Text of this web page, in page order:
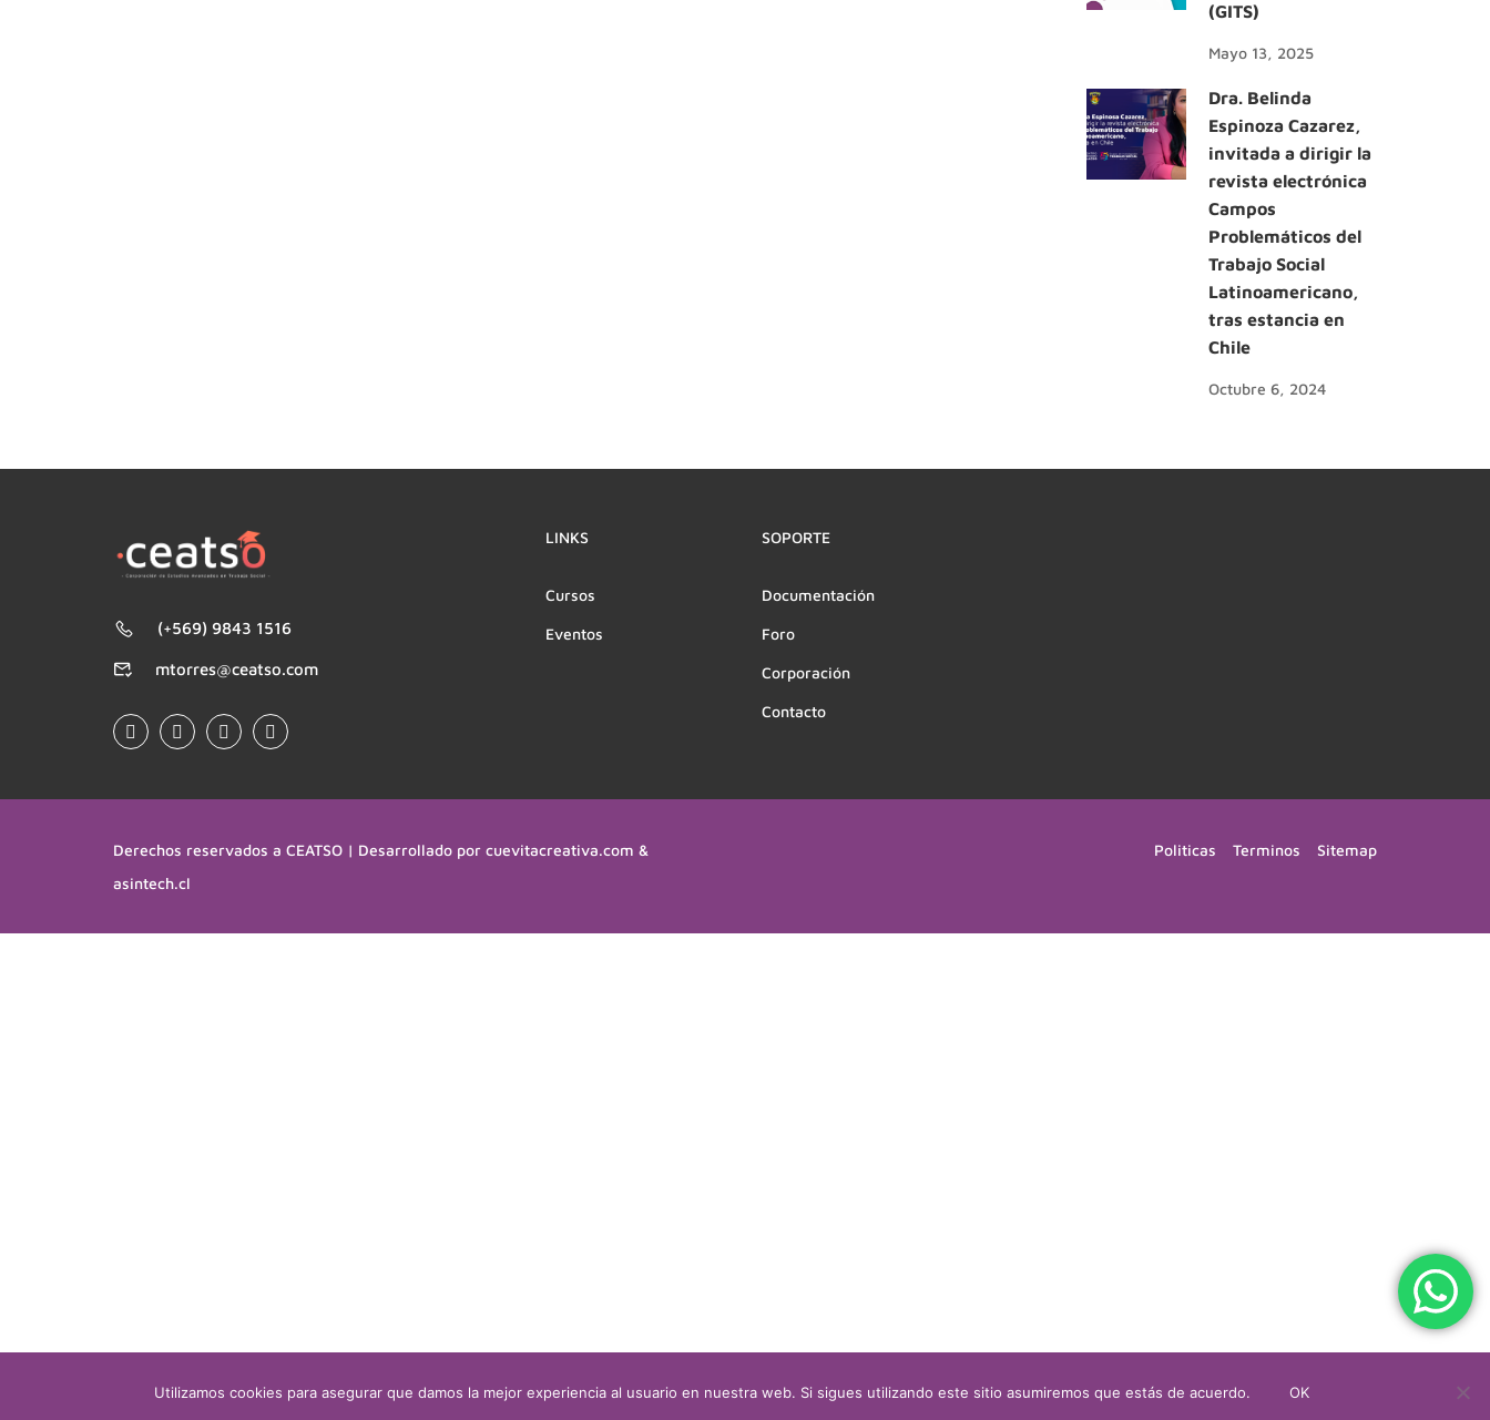
(GITS)
Mayo 13, 2025
Dra. Belinda
Espinoza Cazarez,
invitada a dirigir la
revista electrónica
Campos
Problemáticos del
Trabajo Social
Latinoamericano,
tras estancia en
Chile
Octubre 6, 2024
(+569) 9843 1516
mtorres@ceatso.com
LINKS
Cursos
Eventos
SOPORTE
Documentación
Foro
Corporación
Contacto
Derechos reservados a CEATSO | Desarrollado por cuevitacreativa.com &
asintech.cl
Politicas Terminos Sitemap
Utilizamos cookies para asegurar que damos la mejor experiencia al usuario en nuestra web. Si sigues utilizando este sitio asumiremos que estás de acuerdo. OK